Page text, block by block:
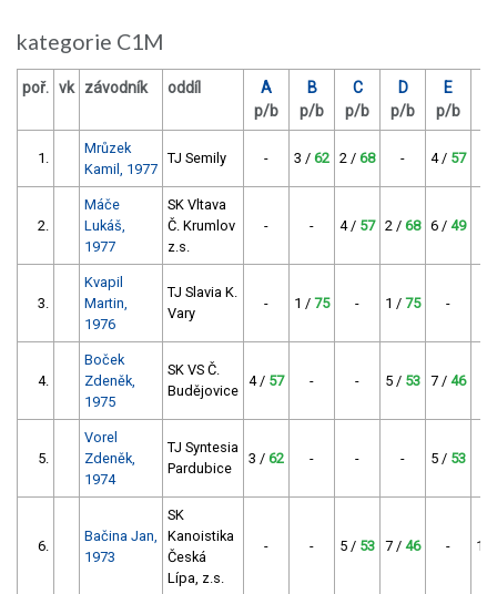
kategorie C1M
poř. vk závodník oddíl
A
p/b
B
p/b
C
p/b
D
p/b
E
p/b
1.
Mrůzek
Kamil, 1977
TJ Semily - 3 / 62 2 / 68 - 4 / 57
2.
Máče
Lukáš,
1977
SK Vltava
Č. Krumlov
z.s.
- - 4 / 57 2 / 68 6 / 49
3.
Kvapil
Martin,
1976
TJ Slavia K.
Vary
- 1 / 75 - 1 / 75 -
4.
Boček
Zdeněk,
1975
SK VS Č.
Budějovice
4 / 57 - - 5 / 53 7 / 46
5.
Vorel
Zdeněk,
1974
TJ Syntesia
Pardubice
3 / 62 - - - 5 / 53
6.
Bačina Jan,
1973
SK
Kanoistika
Česká
Lípa, z.s.
- - 5 / 53 7 / 46 -